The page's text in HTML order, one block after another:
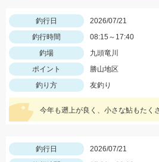
釣行日
2026/07/21
釣行時間
08:15～17:40
釣場
九頭竜川
ポイント
勝山地区
釣り方
友釣り
釣行日
2026/07/21